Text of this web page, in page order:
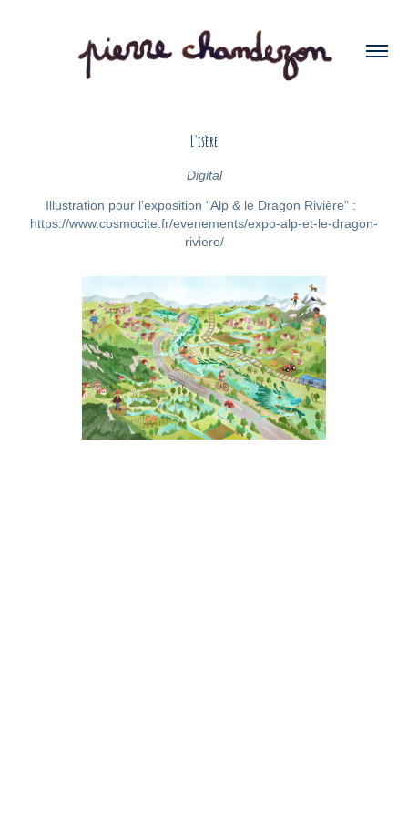
L'isère
Digital
Illustration pour l'exposition "Alp & le Dragon Rivière" :
https://www.cosmocite.fr/evenements/expo-alp-et-le-dragon-
riviere/